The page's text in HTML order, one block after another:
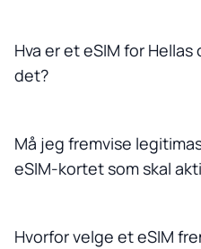
Hva er et eSIM for
det?
Må jeg fremvise
eSIM-kortet som skal
Hvorfor velge et eSIM